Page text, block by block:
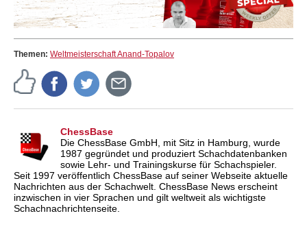
Themen: Weltmeisterschaft Anand-Topalov
ChessBase
Die ChessBase GmbH, mit Sitz in Hamburg, wurde
1987 gegründet und produziert Schachdatenbanken
sowie Lehr- und Trainingskurse für Schachspieler.
Seit 1997 veröffentlich ChessBase auf seiner Webseite aktuelle
Nachrichten aus der Schachwelt. ChessBase News erscheint
inzwischen in vier Sprachen und gilt weltweit als wichtigste
Schachnachrichtenseite.